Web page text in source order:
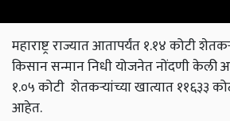
महाराष्ट्र राज्यात आतापर्यंत १.१४ कोटी
किसान सन्मान निधी योजनेत नोंदणी केली
१.०५ कोटी शेतकऱ्यांच्या खात्यात ११६३३
आहेत.